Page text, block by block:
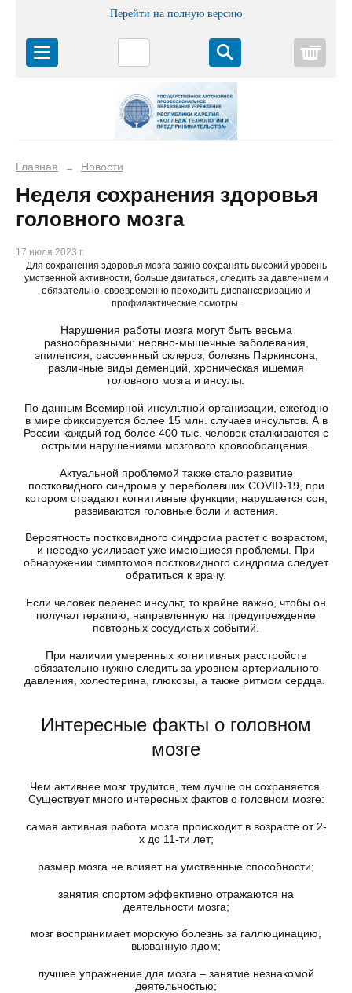
Перейти на полную версию
Главная → Новости
Неделя сохранения здоровья
головного мозга
17 июля 2023 г.
Для сохранения здоровья мозга важно сохранять высокий уровень
умственной активности, больше двигаться, следить за давлением и
обязательно, своевременно проходить диспансеризацию и
профилактические осмотры.
Нарушения работы мозга могут быть весьма
разнообразными: нервно-мышечные заболевания,
эпилепсия, рассеянный склероз, болезнь Паркинсона,
различные виды деменций, хроническая ишемия
головного мозга и инсульт.
По данным Всемирной инсультной организации, ежегодно
в мире фиксируется более 15 млн. случаев инсультов. А в
России каждый год более 400 тыс. человек сталкиваются с
острыми нарушениями мозгового кровообращения.
Актуальной проблемой также стало развитие
постковидного синдрома у переболевших COVID-19, при
котором страдают когнитивные функции, нарушается сон,
развиваются головные боли и астения.
Вероятность постковидного синдрома растет с возрастом,
и нередко усиливает уже имеющиеся проблемы. При
обнаружении симптомов постковидного синдрома следует
обратиться к врачу.
Если человек перенес инсульт, то крайне важно, чтобы он
получал терапию, направленную на предупреждение
повторных сосудистых событий.
При наличии умеренных когнитивных расстройств
обязательно нужно следить за уровнем артериального
давления, холестерина, глюкозы, а также ритмом сердца.
Интересные факты о головном
мозге
Чем активнее мозг трудится, тем лучше он сохраняется.
Существует много интересных фактов о головном мозге:
самая активная работа мозга происходит в возрасте от 2-
х до 11-ти лет;
размер мозга не влияет на умственные способности;
занятия спортом эффективно отражаются на
деятельности мозга;
мозг воспринимает морскую болезнь за галлюцинацию,
вызванную ядом;
лучшее упражнение для мозга – занятие незнакомой
деятельностью;